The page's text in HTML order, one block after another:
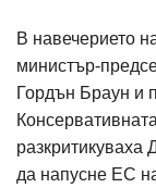
В навечерието
министър-
Гордън Браун и
разкритикуваха
да напусне ЕС